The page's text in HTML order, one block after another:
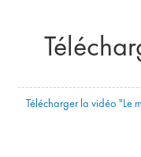
Télécharger la vidéo "Le